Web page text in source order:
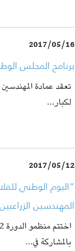
2017/05/16
برنامج المجلس
تعقد عمادة
لكبار…
2017/05/12
“اليوم الوطني
المهندسين
بالمشاركة في…